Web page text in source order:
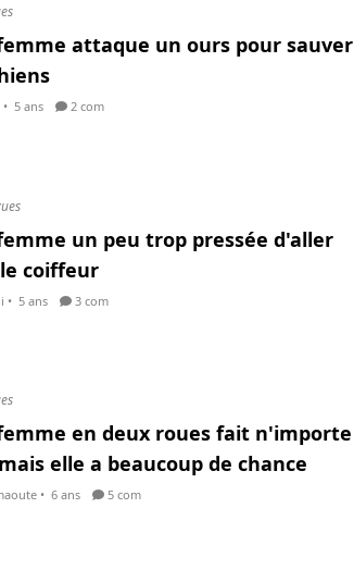
attaque un ours pour sauver
• 5 ans 2 com
un peu trop pressée d'aller
coiffeur
• 5 ans 3 com
en deux roues fait n'importe
elle a beaucoup de chance
• 6 ans 5 com